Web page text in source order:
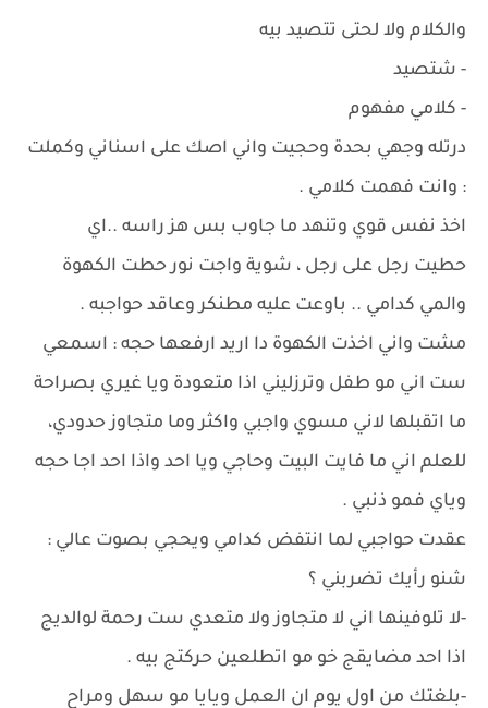
والكلام ولا لحتى تتصيد بيه
- شتصيد
- كلامي مفهوم
درتله وجهي بحدة وحجيت واني اصك على اسناني وكملت
: وانت فهمت كلامي .
اخذ نفس قوي وتنهد ما جاوب بس هز راسه ..اي
حطيت رجل على رجل ، شوية واجت نور حطت الكهوة
والمي كدامي .. باوعت عليه مطنكر وعاقد حواجبه .
مشت واني اخذت الكهوة دا اريد ارفعها حجه : اسمعي
ست اني مو طفل وترزليني اذا متعودة ويا غيري بصراحة
ما اتقبلها لاني مسوي واجبي واكثر وما متجاوز حدودي،
للعلم اني ما فايت البيت وحاجي ويا احد واذا احد اجا حجه
وياي فمو ذنبي .
عقدت حواجبي لما انتفض كدامي ويحجي بصوت عالي :
شنو رأيك تضربني ؟
-لا تلوفينها اني لا متجاوز ولا متعدي ست رحمة لوالديج
اذا احد مضايقج خو مو اتطلعين حركتج بيه .
-بلغتك من اول يوم ان العمل ويايا مو سهل ومراح